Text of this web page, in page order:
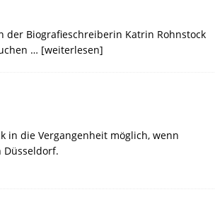
der Biografieschreiberin Katrin Rohnstock
… [weiterlesen]
in die Vergangenheit möglich, wenn
Düsseldorf.